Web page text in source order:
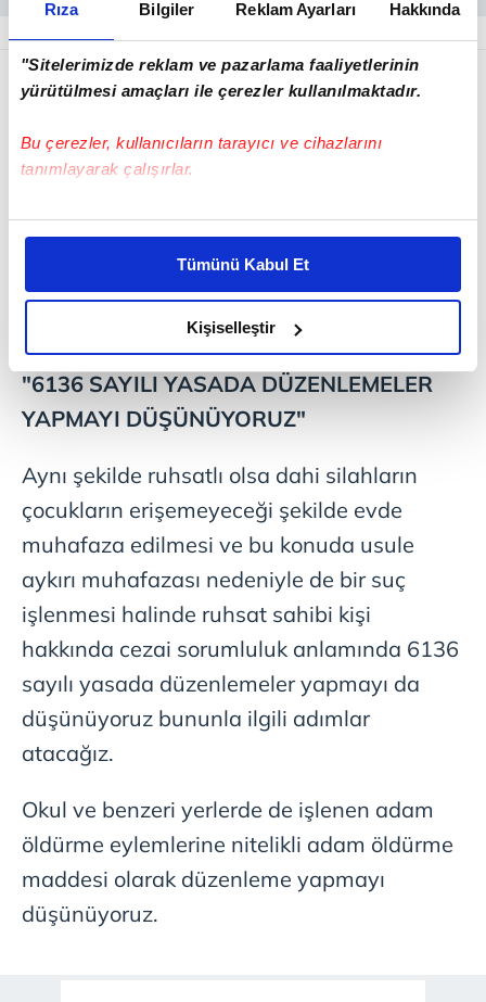
Rıza Bilgiler Reklam Ayarları Hakkında
"Sitelerimizde reklam ve pazarlama faaliyetlerinin
yürütülmesi amaçları ile çerezler kullanılmaktadır.
Bu çerezler, kullanıcıların tarayıcı ve cihazlarını
tanımlayarak çalışırlar.
Bu çerezlere izin vermeniz halinde sizlere özel
daha iyi reklam deneyimi yaşatabiliriz. Bunu yaparken
amacımızın size daha iyi bir reklam deneyimi sunmak
olduğunu ve sizlere en iyi içerikleri sunabilmek adına
elimizden gelen çabayı gösterdiğimizi ve bu noktada,
reklamların maliyetlerimizi karşılamak noktasında tek gelir
kalemimiz olduğunu sizlere hatırlatmak isteriz.
takdirde, kullanıcılara hedefli reklamlar
gösterilmeyecektir."
Sizlere daha iyi bir hizmet sunabilmek için İnternet
Sitemizde kendimize ve üçüncü kişilere ait çerezler
kullanılmaktadır. Bu çerezler vasıtasıyla çeşitli kişisel
verileriniz işlenmekte olup gerekli olan çerezler bilgi
toplumu hizmetlerinin sunulması amacıyla
kullanılmaktadır. Diğer çerezler, sitemizin daha işlevsel
kılınması ve kişiselleştirilmesi ve sizlere yönelik
reklam/pazarlama faaliyetlerinin yapılması, amaçlarıyla
sınırlı olarak açık rızanız dahilinde kullanılacaktır.
Çerezlere ilişkin tercihlerinizi aşağıda yer alan panel
vasıtasıyla belirleyebilirsiniz. Çerezlere ilişkin detaylı bilgi
için Ayarlar butonuna tıklayabilir,Çerez Bilgilendirme
Tümünü Kabul Et
Kişiselleştir
"6136 SAYILI YASADA DÜZENLEMELER
YAPMAYI DÜŞÜNÜYORUZ"
Aynı şekilde ruhsatlı olsa dahi silahların
çocukların erişemeyeceği şekilde evde
muhafaza edilmesi ve bu konuda usule
aykırı muhafazası nedeniyle de bir suç
işlenmesi halinde ruhsat sahibi kişi
hakkında cezai sorumluluk anlamında 6136
sayılı yasada düzenlemeler yapmayı da
düşünüyoruz bununla ilgili adımlar
atacağız.
Okul ve benzeri yerlerde de işlenen adam
öldürme eylemlerine nitelikli adam öldürme
maddesi olarak düzenleme yapmayı
düşünüyoruz.